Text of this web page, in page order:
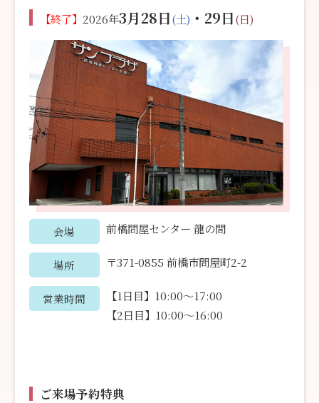
【終了】 2026年3月28日(土) ・29日(日)
会場 前橋問屋センター 龍の間
場所 〒371-0855 前橋市問屋町2-2
営業時間
【1日目】10:00〜17:00
【2日目】10:00〜16:00
ご来場予約特典